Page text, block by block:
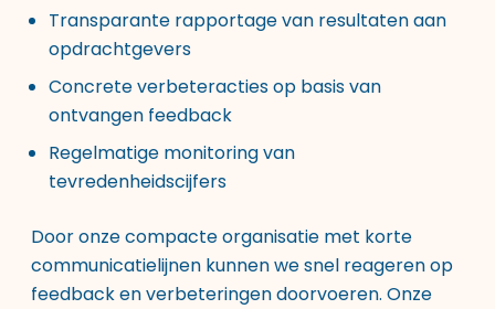
Transparante rapportage van resultaten aan
opdrachtgevers
Concrete verbeteracties op basis van
ontvangen feedback
Regelmatige monitoring van
tevredenheidscijfers
Door onze compacte organisatie met korte
communicatielijnen kunnen we snel reageren op
feedback en verbeteringen doorvoeren. Onze